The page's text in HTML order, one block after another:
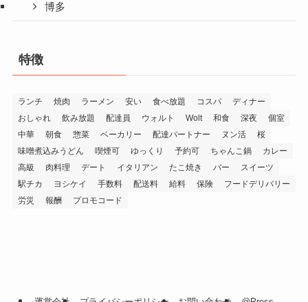
博多
特徴
ランチ 焼肉 ラーメン 安い 食べ放題 コスパ
ディナー
おしゃれ
飲み放題 配達員 ウォルト Wolt 和食 深夜
個室
中華
朝食 惣菜 ベーカリー 配達パートナー ヌン活
桜
味噌煮込みうどん
喫煙可 ゆっくり 予約可 ちゃんこ鍋
カレー
高級
肉料理 デート イタリアン たこ焼き バー
スイーツ
駅チカ
ヨシケイ 手数料 配送料 給料 保険
フードデリバリー
労災
報酬 プロモコード